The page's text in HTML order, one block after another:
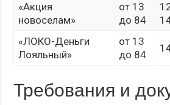
«Акция
новоселам»
от 13
до 84
«ЛОКО-Деньги
Лояльный»
от 13
до 84
Требования и